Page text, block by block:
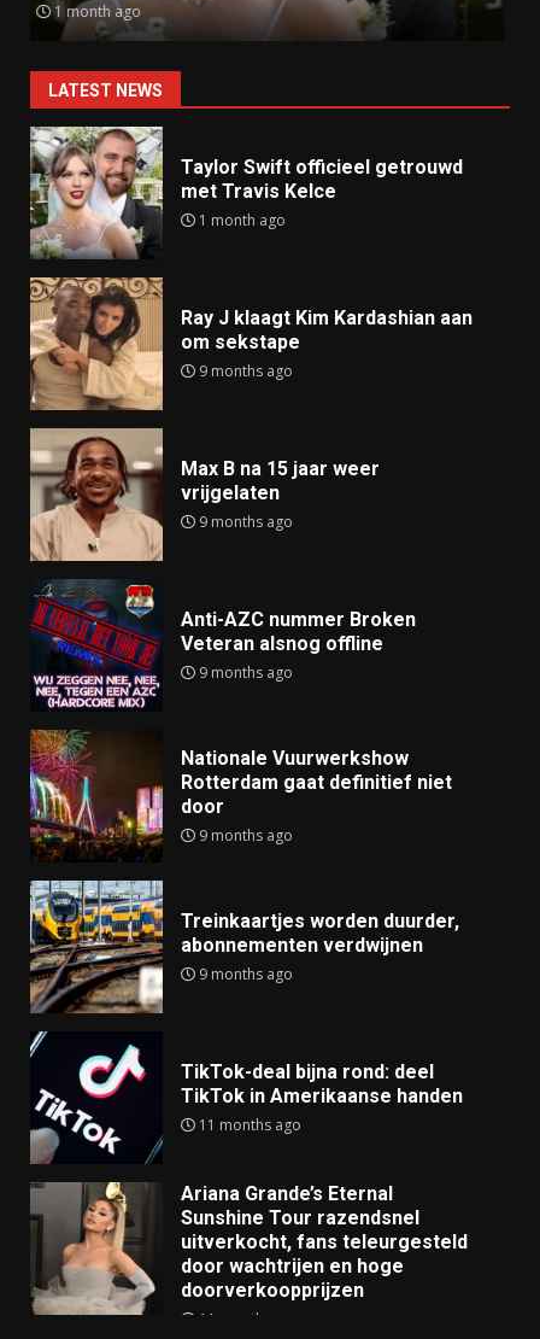
9 months ago
LATEST NEWS
Taylor Swift officieel getrouwd
met Travis Kelce
1 month ago
Ray J klaagt Kim Kardashian aan
om sekstape
9 months ago
Max B na 15 jaar weer
vrijgelaten
9 months ago
Anti-AZC nummer Broken
Veteran alsnog offline
9 months ago
Nationale Vuurwerkshow
Rotterdam gaat definitief niet
door
9 months ago
Treinkaartjes worden duurder,
abonnementen verdwijnen
9 months ago
TikTok-deal bijna rond: deel
TikTok in Amerikaanse handen
11 months ago
Ariana Grande’s Eternal
Sunshine Tour razendsnel
uitverkocht, fans teleurgesteld
door wachtrijen en hoge
doorverkoopprijzen
11 months ago